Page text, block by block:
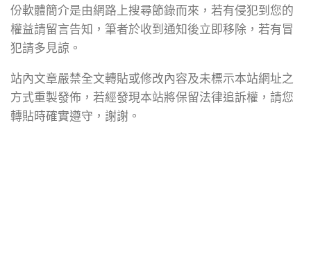
份軟體簡介是由網路上搜尋節錄而來，若有侵犯到您的
權益請留言告知，筆者於收到通知後立即移除，若有冒
犯請多見諒。
站內文章嚴禁全文轉貼或修改內容及未標示本站網址之
方式重製發佈，若經發現本站將保留法律追訴權，請您
轉貼時確實遵守，謝謝。